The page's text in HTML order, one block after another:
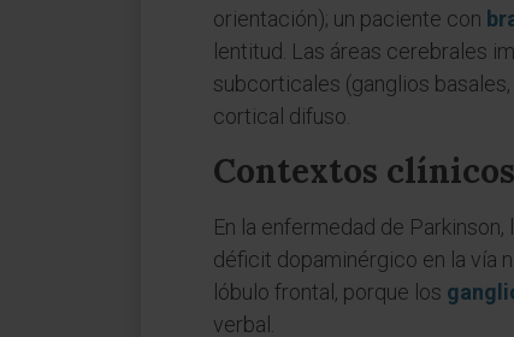
orientación); un paciente con
lentitud. Las áreas cerebrales
subcorticales (ganglios
cortical difuso.
Contextos
En la enfermedad de
déficit dopaminérgico en la vía
lóbulo frontal, porque los
verbal.